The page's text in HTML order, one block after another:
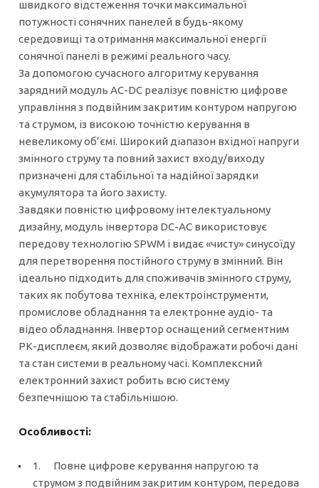
швидкого відстеження точки максимальної
потужності сонячних панелей в будь-якому
середовищі та отримання максимальної енергії
сонячної панелі в режимі реального часу.
За допомогою сучасного алгоритму керування
зарядний модуль AC-DC реалізує повністю цифрове
управління з подвійним закритим контуром напругою
та струмом, із високою точністю керування в
невеликому об’ємі. Широкий діапазон вхідної напруги
змінного струму та повний захист входу/виходу
призначені для стабільної та надійної зарядки
акумулятора та його захисту.
Завдяки повністю цифровому інтелектуальному
дизайну, модуль інвертора DC-AC використовує
передову технологію SPWM і видає «чисту» синусоїду
для перетворення постійного струму в змінний. Він
ідеально підходить для споживачів змінного струму,
таких як побутова техніка, електроінструменти,
промислове обладнання та електронне аудіо- та
відео обладнання. Інвертор оснащений сегментним
РК-дисплеєм, який дозволяє відображати робочі дані
та стан системи в реальному часі. Комплексний
електронний захист робить всю систему
безпечнішою та стабільнішою.
Особливості:
1. Повне цифрове керування напругою та
струмом з подвійним закритим контуром, передова